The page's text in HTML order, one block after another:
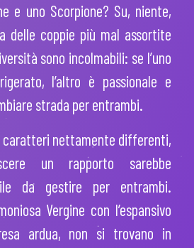
e uno Scorpione? Su, niente,
delle coppie più mal assortite
sono incolmabili: se l’uno
l’altro è passionale e
strada per entrambi.
caratteri nettamente differenti,
un rapporto sarebbe
da gestire per entrambi.
Vergine con l’espansivo
ardua, non si trovano in